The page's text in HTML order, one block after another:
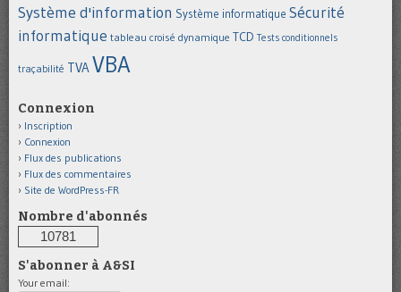
Système d'information Système informatique Sécurité
informatique tableau croisé dynamique TCD Tests conditionnels
traçabilité TVAVBA
Connexion
Inscription
Connexion
Flux des publications
Flux des commentaires
Site de WordPress-FR
Nombre d'abonnés
10781
S'abonner à A&SI
Your email: